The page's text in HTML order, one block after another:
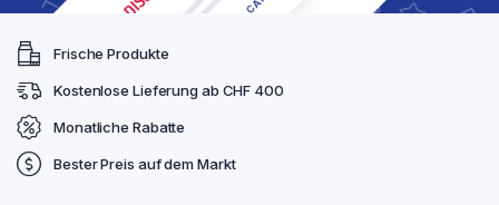
Frische Produkte
Kostenlose Lieferung ab CHF 400
Monatliche Rabatte
Bester Preis auf dem Markt